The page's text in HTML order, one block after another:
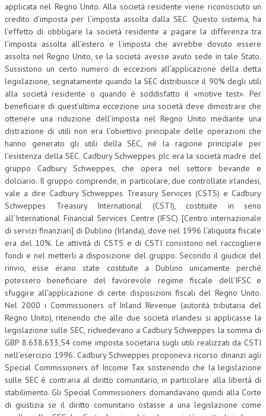
applicata nel Regno Unito. Alla società residente viene riconosciuto un
credito d’imposta per l’imposta assolta dalla SEC. Questo sistema, ha
l’effetto di obbligare la società residente a pagare la differenza tra
l’imposta assolta all’estero e l’imposta che avrebbe dovuto essere
assolta nel Regno Unito, se la società avesse avuto sede in tale Stato.
Sussistono un certo numero di eccezioni all’applicazione della detta
legislazione, segnatamente quando la SEC distribuisce il 90% degli utili
alla società residente o quando è soddisfatto il «motive test». Per
beneficiare di quest’ultima eccezione una società deve dimostrare che
ottenere una riduzione dell’imposta nel Regno Unito mediante una
distrazione di utili non era l’obiettivo principale delle operazioni che
hanno generato gli utili della SEC, né la ragione principale per
l’esistenza della SEC. Cadbury Schweppes plc era la società madre del
gruppo Cadbury Schweppes, che opera nel settore bevande e
dolciario. Il gruppo comprende, in particolare, due controllate irlandesi,
vale a dire Cadbury Schweppes Treasury Services (CSTS) e Cadbury
Schweppes Treasury International (CSTI), costituite in seno
all’International Financial Services Centre (IFSC) [Centro internazionale
di servizi finanziari] di Dublino (Irlanda), dove nel 1996 l’aliquota fiscale
era del 10%. Le attività di CSTS e di CSTI consistono nel raccogliere
fondi e nel metterli a disposizione del gruppo. Secondo il giudice del
rinvio, esse erano state costituite a Dublino unicamente perché
potessero beneficiare del favorevole regime fiscale dell’IFSC e
sfuggire all’applicazione di certe disposizioni fiscali del Regno Unito.
Nel 2000 i Commissioners of Inland Revenue (autorità tributaria del
Regno Unito), ritenendo che alle due società irlandesi si applicasse la
legislazione sulle SEC, richiedevano a Cadbury Schweppes la somma di
GBP 8.638.633,54 come imposta societaria sugli utili realizzati da CSTI
nell’esercizio 1996. Cadbury Schweppes proponeva ricorso dinanzi agli
Special Commissioners of Income Tax sostenendo che la legislazione
sulle SEC è contraria al diritto comunitario, in particolare alla libertà di
stabilimento. Gli Special Commissioners domandavano quindi alla Corte
di giustizia se il diritto comunitario ostasse a una legislazione come